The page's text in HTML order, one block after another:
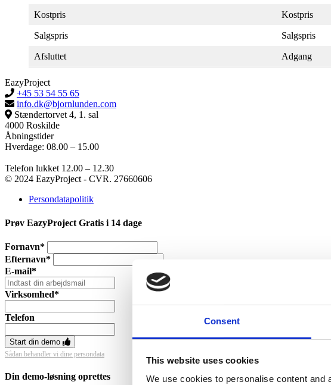
Consent
This website uses cookies
We use cookies to personalise content
Kostpris Kostpris
Salgspris Salgspris
Afsluttet Adgang
EazyProject
+45 53 54 55 65
info.dk@bjornlunden.com
Stændertorvet 4, 1. sal
4000 Roskilde
Åbningstider
Hverdage: 08.00 – 15.00
Telefon lukket 12.00 – 12.30
© 2024 EazyProject - CVR. 27660606
Persondatapolitik
Prøv EazyProject Gratis i 14 dage
Fornavn*
Efternavn*
E-mail*
Virksomhed*
Telefon
Start din demo
Sådan behandler vi dine persondata
Din demo-løsning oprettes